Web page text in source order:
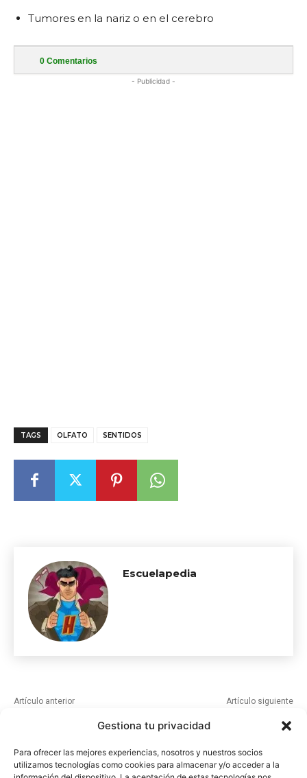
Gestiona tu privacidad
Para ofrecer las mejores experiencias, nosotros y nuestros socios
utilizamos tecnologías como cookies para almacenar y/o acceder a la
Tumores en la nariz o en el cerebro
0 Comentarios
- Publicidad -
TAGS OLFATO SENTIDOS
Escuelapedia
Artículo anterior Artículo siguiente
Mundial
ARTÍCULOS RELACIONADOS